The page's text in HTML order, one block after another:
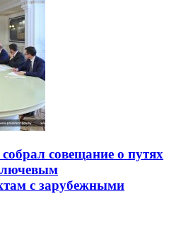
совещание о путях
с зарубежными